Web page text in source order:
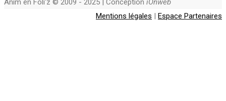
Anim en Foli'z © 2009 - 2025 | Conception iOnweb
Mentions légales | Espace Partenaires